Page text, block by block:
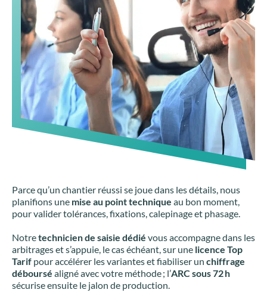
Parce qu’un chantier réussi se joue dans les détails, nous
planifions une mise au point technique au bon moment,
pour valider tolérances, fixations, calepinage et phasage.
Notretechnicien de saisie dédié vous accompagne dans les
arbitrages et s’appuie, le cas échéant, sur une licence Top
Tarif pour accélérer les variantes et fiabiliser un chiffrage
déboursé aligné avec votre méthode ; l’ARC sous 72 h
sécurise ensuite le jalon de production.